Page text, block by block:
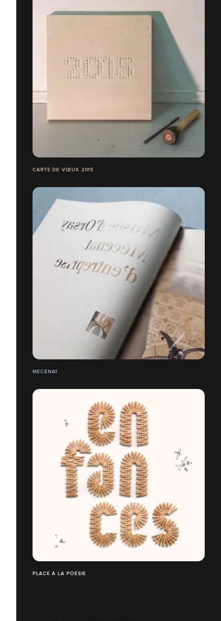
CARTE DE VŒUX 2015
MÉCÉNAT
PLACE À LA POÉSIE